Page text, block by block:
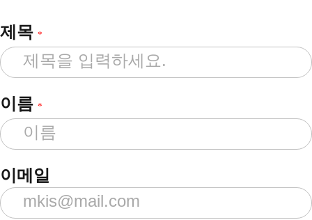
제목 *
이름 *
이메일